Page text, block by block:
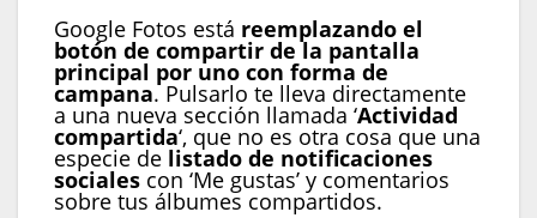
Google Fotos está reemplazando el
botón de compartir de la pantalla
principal por uno con forma de
campana. Pulsarlo te lleva directamente
a una nueva sección llamada ‘Actividad
compartida‘, que no es otra cosa que una
especie de listado de notificaciones
sociales con ‘Me gustas’ y comentarios
sobre tus álbumes compartidos.